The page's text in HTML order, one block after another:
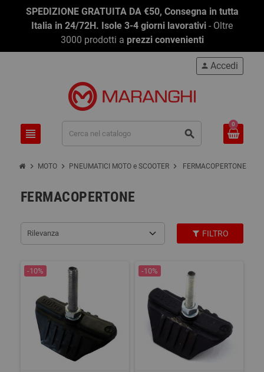
SPEDIZIONE GRATUITA DA €50, Consegna in tutta
Italia in 24/72H. Isole 3-4 giorni lavorativi - Oltre
3000 prodotti a prezzi convenienti
view_headline search
person Accedi
0
chevron_right MOTO chevron_right PNEUMATICI MOTO e SCOOTER chevron_right FERMACOPERTONE
FERMACOPERTONE
Rilevanza FILTRO
-10% -10%